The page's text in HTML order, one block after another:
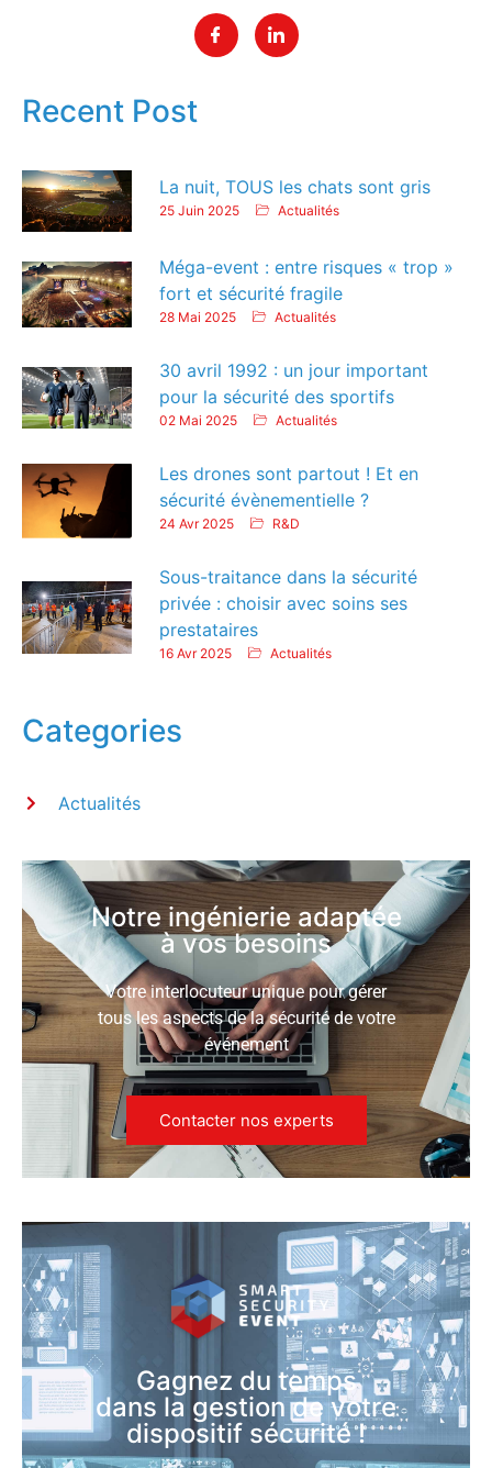
Recent Post
La nuit, TOUS les chats sont gris
25 Juin 2025 Actualités
Méga-event : entre risques « trop »
fort et sécurité fragile
28 Mai 2025 Actualités
30 avril 1992 : un jour important
pour la sécurité des sportifs
02 Mai 2025 Actualités
Les drones sont partout ! Et en
sécurité évènementielle ?
24 Avr 2025 R&D
Sous-traitance dans la sécurité
privée : choisir avec soins ses
prestataires
16 Avr 2025 Actualités
Categories
Actualités
Notre ingénierie adaptée
à vos besoins
Votre interlocuteur unique pour gérer
tous les aspects de la sécurité de votre
événement
Contacter nos experts
Gagnez du temps
dans la gestion de votre
dispositif sécurité !